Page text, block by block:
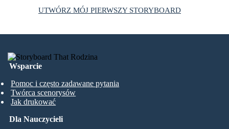
UTWÓRZ MÓJ PIERWSZY STORYBOARD
Wsparcie
Pomoc i często zadawane pytania
Twórca scenorysów
Jak drukować
Dla Nauczycieli